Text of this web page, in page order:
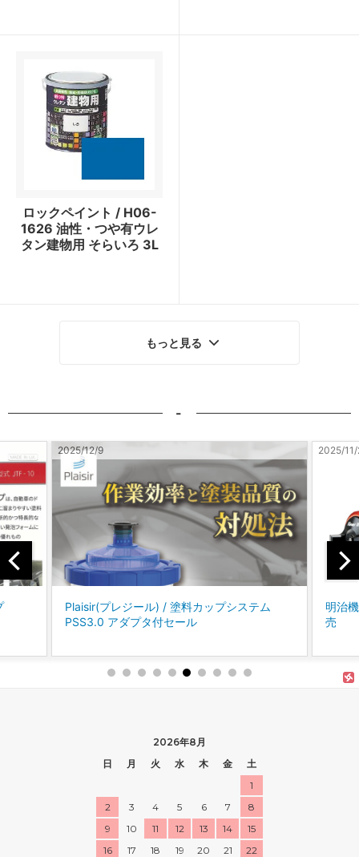
ロックペイント / H06-
1626 油性・つや有ウレ
タン建物用 そらいろ 3L
もっと見る
-
ム
2025/11/28
明治機械製作所 / Finer Ⅲ スプレーガン 新発
売
コ
2026年8月
日
月 火 水 木 金
土
1
2
3 4 5 6 7
8
9
10 11 12 13 14
15
16
17 18 19 20 21
22